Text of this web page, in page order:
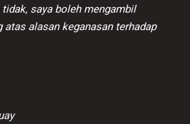
saya boleh mengambil
atas alasan keganasan terhadap